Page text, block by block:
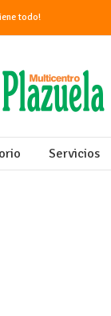
todo!
Servicios